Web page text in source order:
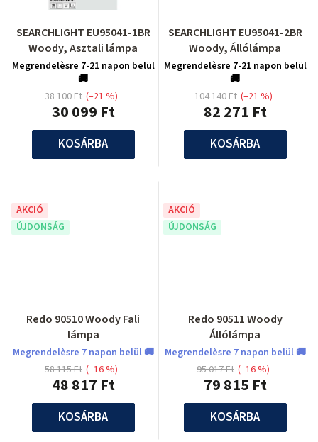
SEARCHLIGHT EU95041-1BR
Woody, Asztali lámpa
Megrendelèsre 7-21 napon belül
🚚
30 099 Ft
38 100 Ft (–21 %)
KOSÁRBA
SEARCHLIGHT EU95041-2BR
Woody, Állólámpa
Megrendelèsre 7-21 napon belül
🚚
82 271 Ft
104 140 Ft (–21 %)
KOSÁRBA
AKCIÓ
ÚJDONSÁG
Redo 90510 Woody Fali
lámpa
Megrendelèsre 7 napon belül 🚚
48 817 Ft
58 115 Ft (–16 %)
KOSÁRBA
AKCIÓ
ÚJDONSÁG
Redo 90511 Woody
Állólámpa
Megrendelèsre 7 napon belül 🚚
79 815 Ft
95 017 Ft (–16 %)
KOSÁRBA